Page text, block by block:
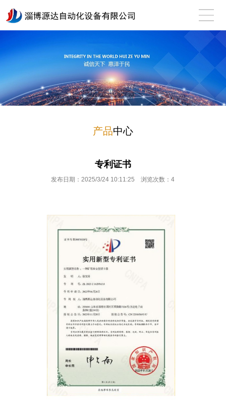
产品中心
专利证书
发布日期：2025/3/24 10:11:25 浏览次数：4